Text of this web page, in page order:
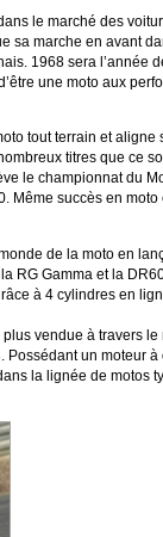
le marché des
sa marche en avant
1968 sera l’année
une moto aux
tout terrain et aligne
titres que ce
le championnat du
Même succès en
de la moto en
RG Gamma et la
à 4 cylindres en
vendue à travers
un moteur
la lignée de motos